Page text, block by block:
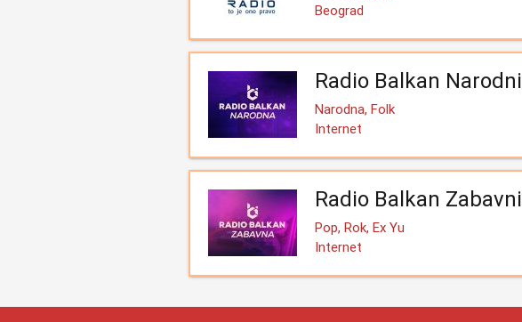
Beograd
Radio Balkan Narodni
Narodna, Folk
Internet
Radio Balkan Zabavni
Pop, Rok, Ex Yu
Internet